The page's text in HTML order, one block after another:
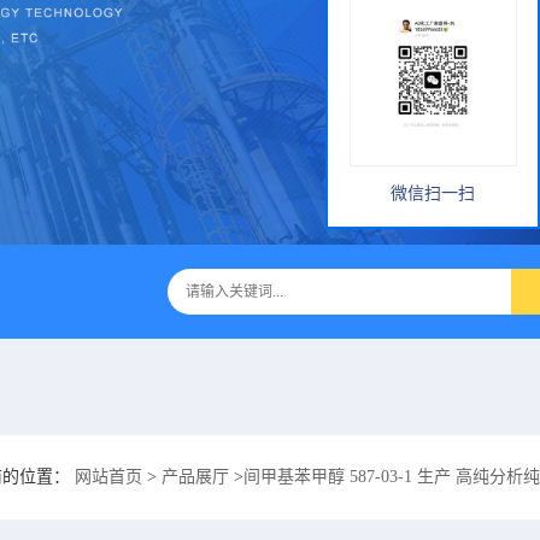
位置： 网站首页 > 产品展厅 >间甲基苯甲醇 587-03-1 生产 高纯分析
微信扫一扫